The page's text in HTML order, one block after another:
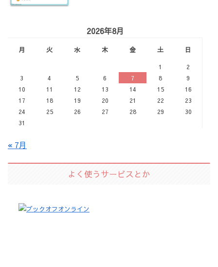
2026年8月
月 火 水 木 金 土 日
1
2
3
4 5 6 7 8
9
10
11 12 13 14 15
16
17
18 19 20 21 22
23
24
25 26 27 28 29
30
31
« 7月
よく使うサービスとか